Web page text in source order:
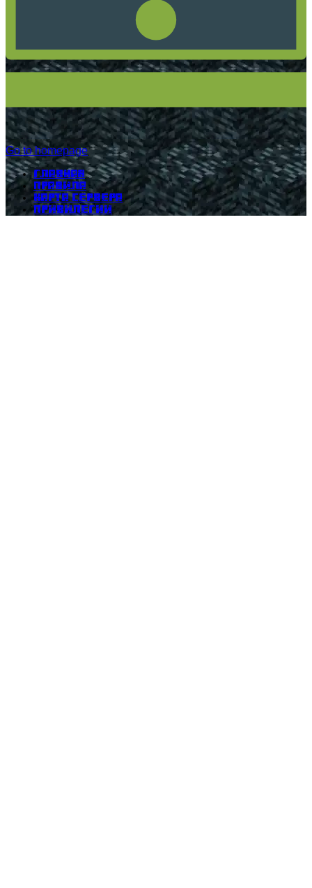
Go to homepage
Главная
Правила
Карта сервера
Привилегии